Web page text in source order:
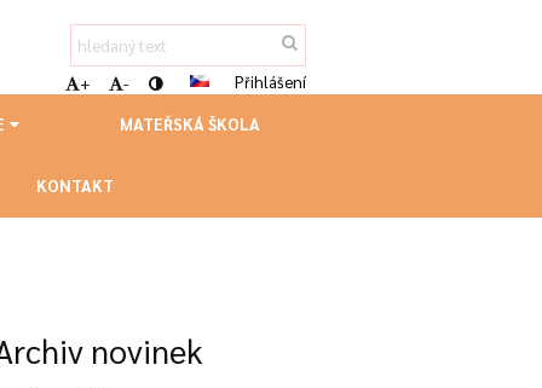
+ - Přihlášení
MATEŘSKÁ ŠKOLA
KONTAKT
novinek